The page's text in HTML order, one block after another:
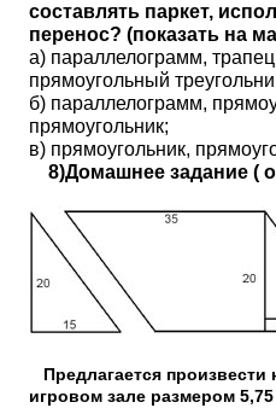
составлять паркет,
перенос? (показать на
а) параллелограмм,
прямоугольный
б) параллелограмм,
прямоугольник;
в) прямоугольник,
8)Домашнее задание (
Предлагается произвести
игровом зале размером